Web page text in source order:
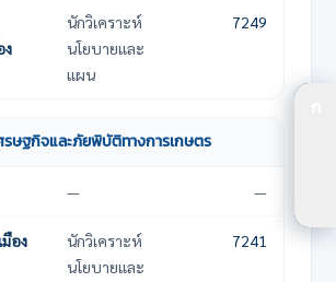
ง
นักวิเคราะห์
นโยบายและ
แผน
7249
รษฐกิจและภัยพิบัติทางการเกษตร
— —
อง
นักวิเคราะห์
นโยบายและ
7241